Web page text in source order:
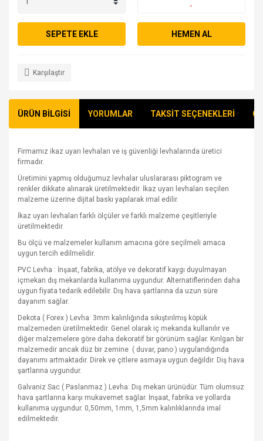
SEPETE EKLE HEMEN AL
Karşılaştır
ÜRÜN BİLGİSİ YORUMLAR TAKSİT SEÇENEKLERİ
Firmamız ikaz uyarı levhaları ve iş güvenliği levhalarında üretici
firmadır.
Üretimini yapmış olduğumuz levhalar uluslararası piktogram ve
renkler dikkate alınarak üretilmektedir. İkaz uyarı levhaları seçilen
malzeme üzerine dijital baskı yapılarak imal edilir.
İkaz uyarı levhaları farklı ölçüler ve farklı malzeme çeşitleriyle
üretilmektedir.
Bu ölçü ve malzemeler kullanım amacına göre seçilmeli amaca
uygun tercih edilmelidir.
PVC Levha : İnşaat, fabrika, atölye ve dekoratif kaygı duyulmayan
içmekan dış mekanlarda kullanıma uygundur. Alternatiflerinden daha
uygun fiyata tedarik edilebilir. Dış hava şartlarına da uzun süre
dayanım sağlar.
Dekota ( Forex ) Levha: 3mm kalınlığında sıkıştırılmış köpük
malzemeden üretilmektedir. Genel olarak iç mekanda kullanılır ve
diğer malzemelere göre daha dekoratif bir görünüm sağlar. Kırılgan bir
malzemedir ancak düz bir zemine ( duvar, pano ) uygulandığında
dayanımı artmaktadır. Direk ve çitlere asmaya uygun değildir. Dış hava
şartlarına uygundur.
Galvaniz Sac ( Paslanmaz ) Levha: Dış mekan ürünüdür. Tüm olumsuz
hava şartlarına karşı mukavemet sağlar. İnşaat, fabrika ve yollarda
kullanıma uygundur. 0,50mm, 1mm, 1,5mm kalınlıklarında imal
edilmektedir.